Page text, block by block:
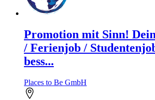
Promotion mit Sinn!
/ Ferienjob /
bess...
Places to Be GmbH